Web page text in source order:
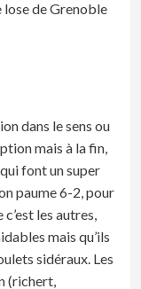
de Grenoble
dans le sens ou
mais à la fin,
font un super
paume 6-2, pour
les autres,
mais qu’ils
sidéraux. Les
(richert,